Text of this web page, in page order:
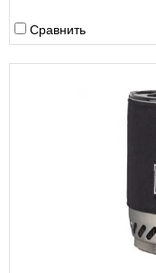
Сравнить